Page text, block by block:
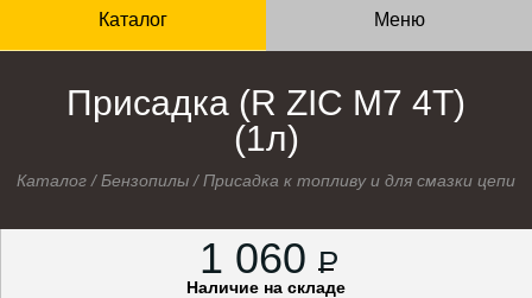
Каталог Меню
Присадка (R ZIC М7 4Т)
(1л)
Каталог /Бензопилы /Присадка к топливу и для смазки цепи
1 060 P
Наличие на складе